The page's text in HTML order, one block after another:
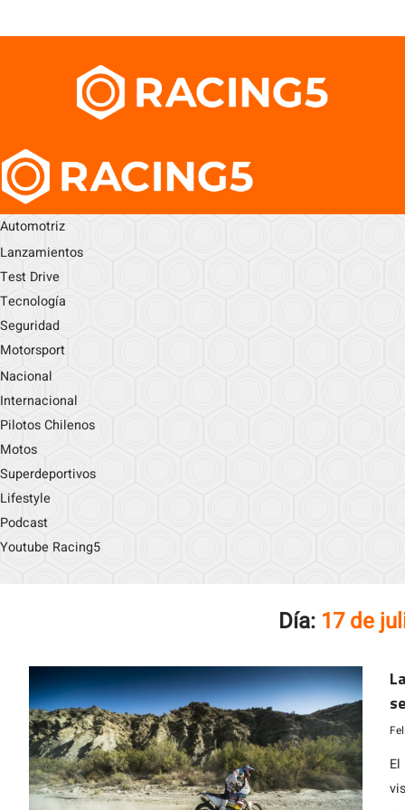
Automotriz
Lanzamientos
Test Drive
Tecnología
Seguridad
Motorsport
Nacional
Internacional
Pilotos Chilenos
Motos
Superdeportivos
Lifestyle
Podcast
Youtube Racing5
Día: 17 de